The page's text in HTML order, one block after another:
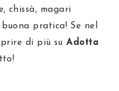
chissà, magari
pratica! Se nel
di più suAdotta